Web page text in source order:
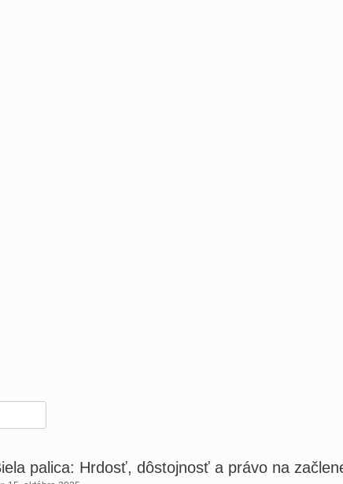
palica: Hrdosť, dôstojnosť a právo na